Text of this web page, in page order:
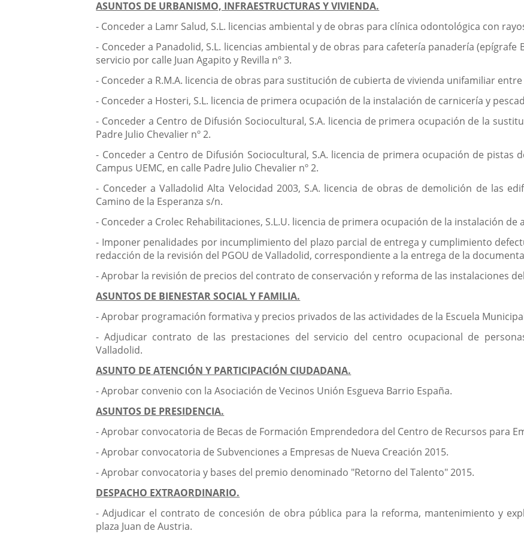
ASUNTOS DE URBANISMO, INFRAESTRUCTURAS Y VIVIENDA.
- Conceder a Lamr Salud, S.L. licencias ambiental y de obras para clínica odontológica con
- Conceder a Panadolid, S.L. licencias ambiental y de obras para cafetería panadería (epígrafe
servicio por calle Juan Agapito y Revilla nº 3.
- Conceder a R.M.A. licencia de obras para sustitución de cubierta de vivienda unifamiliar
- Conceder a Hosteri, S.L. licencia de primera ocupación de la instalación de carnicería y
- Conceder a Centro de Difusión Sociocultural, S.A. licencia de primera ocupación de la
Padre Julio Chevalier nº 2.
- Conceder a Centro de Difusión Sociocultural, S.A. licencia de primera ocupación de
Campus UEMC, en calle Padre Julio Chevalier nº 2.
- Conceder a Valladolid Alta Velocidad 2003, S.A. licencia de obras de demolición de las
Camino de la Esperanza s/n.
- Conceder a Crolec Rehabilitaciones, S.L.U. licencia de primera ocupación de la instalación
- Imponer penalidades por incumplimiento del plazo parcial de entrega y cumplimiento
redacción de la revisión del PGOU de Valladolid, correspondiente a la entrega de la
- Aprobar la revisión de precios del contrato de conservación y reforma de las instalaciones
ASUNTOS DE BIENESTAR SOCIAL Y FAMILIA.
- Aprobar programación formativa y precios privados de las actividades de la Escuela
- Adjudicar contrato de las prestaciones del servicio del centro ocupacional de
Valladolid.
ASUNTO DE ATENCIÓN Y PARTICIPACIÓN CIUDADANA.
- Aprobar convenio con la Asociación de Vecinos Unión Esgueva Barrio España.
ASUNTOS DE PRESIDENCIA.
- Aprobar convocatoria de Becas de Formación Emprendedora del Centro de Recursos para
- Aprobar convocatoria de Subvenciones a Empresas de Nueva Creación 2015.
- Aprobar convocatoria y bases del premio denominado "Retorno del Talento" 2015.
DESPACHO EXTRAORDINARIO.
- Adjudicar el contrato de concesión de obra pública para la reforma, mantenimiento y
plaza Juan de Austria.